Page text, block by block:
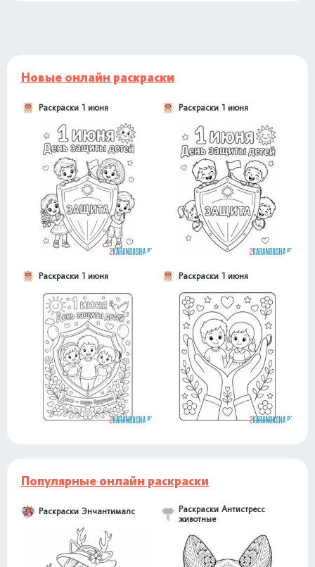
Новые онлайн раскраски
Раскраски 1 июня Раскраски 1 июня
Раскраски 1 июня Раскраски 1 июня
Популярные онлайн раскраски
Раскраски Энчантималс
Раскраски Антистресс
животные